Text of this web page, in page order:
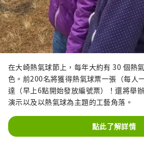
在大崎熱氣球節上，每年大約有 30 個熱
色。前200名將獲得熱氣球票一張（每人
達（早上6點開始發放編號票）！還將舉
演示以及以熱氣球為主題的工藝角落。
點此了解詳情